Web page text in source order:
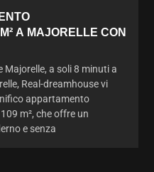
A MAJORELLE CON
a soli 8 minuti a
Real-dreamhouse vi
appartamento
m², che offre un
e senza